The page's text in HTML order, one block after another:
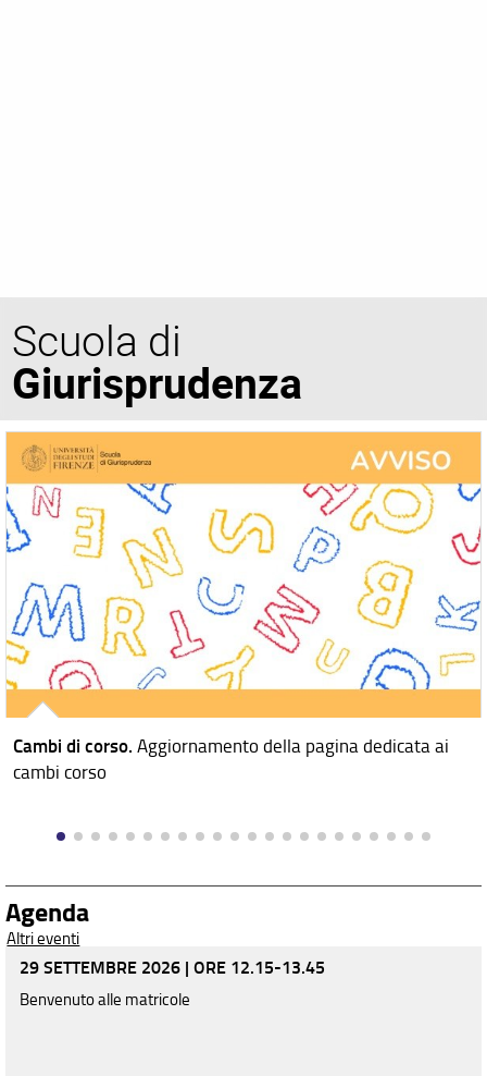
Scuola di
Giurisprudenza
Cambi di corso. Aggiornamento della pagina dedicata ai
cambi corso
Agenda
Altri eventi
29 SETTEMBRE 2026 | ORE 12.15-13.45
Benvenuto alle matricole